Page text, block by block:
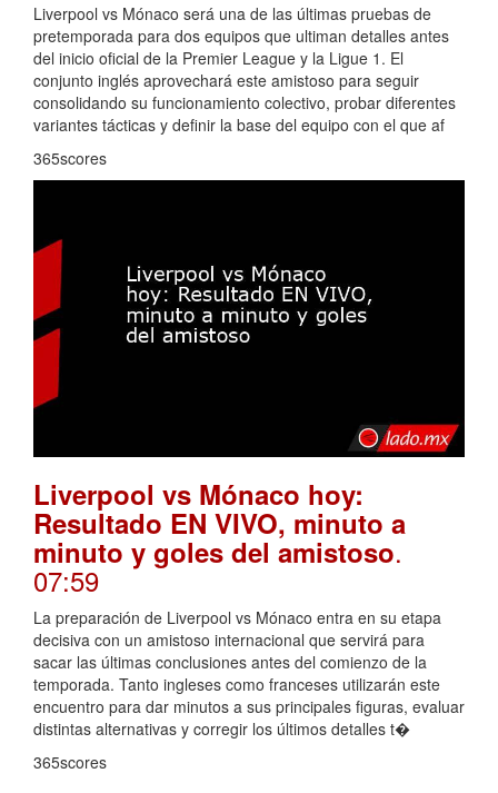
Liverpool vs Mónaco será una de las últimas pruebas de
pretemporada para dos equipos que ultiman detalles antes
del inicio oficial de la Premier League y la Ligue 1. El
conjunto inglés aprovechará este amistoso para seguir
consolidando su funcionamiento colectivo, probar diferentes
variantes tácticas y definir la base del equipo con el que af
365scores
Liverpool vs Mónaco hoy:
Resultado EN VIVO, minuto a
minuto y goles del amistoso.
07:59
La preparación de Liverpool vs Mónaco entra en su etapa
decisiva con un amistoso internacional que servirá para
sacar las últimas conclusiones antes del comienzo de la
temporada. Tanto ingleses como franceses utilizarán este
encuentro para dar minutos a sus principales figuras, evaluar
distintas alternativas y corregir los últimos detalles t�
365scores